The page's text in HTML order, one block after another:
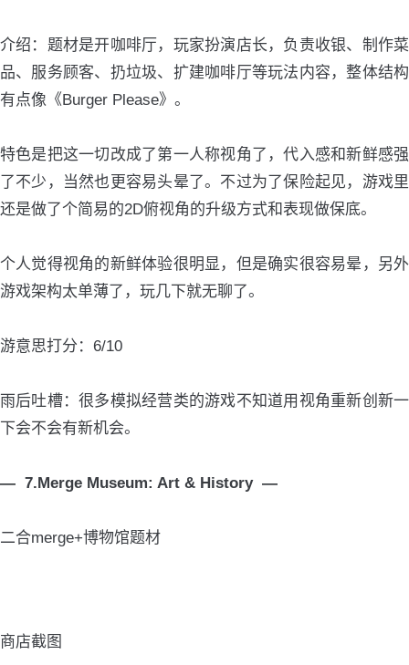
介绍：题材是开咖啡厅，玩家扮演店长，负责收银、制作菜
品、服务顾客、扔垃圾、扩建咖啡厅等玩法内容，整体结构
有点像《Burger Please》。
特色是把这一切改成了第一人称视角了，代入感和新鲜感强
了不少，当然也更容易头晕了。不过为了保险起见，游戏里
还是做了个简易的2D俯视角的升级方式和表现做保底。
个人觉得视角的新鲜体验很明显，但是确实很容易晕，另外
游戏架构太单薄了，玩几下就无聊了。
游意思打分：6/10
雨后吐槽：很多模拟经营类的游戏不知道用视角重新创新一
下会不会有新机会。
— 7.Merge Museum: Art & History —
二合merge+博物馆题材
商店截图